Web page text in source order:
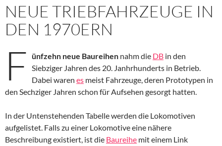
NEUE TRIEBFAHRZEUGE IN
DEN 1970ERN
F ünfzehn neue Baureihen nahm die DB in den
Siebziger Jahren des 20. Janhrhunderts in Betrieb.
Dabei waren es meist Fahrzeuge, deren Prototypen in
den Sechziger Jahren schon für Aufsehen gesorgt hatten.
In der Untenstehenden Tabelle werden die Lokomotiven
aufgelistet. Falls zu einer Lokomotive eine nähere
Beschreibung existiert, ist die Baureihe mit einem Link